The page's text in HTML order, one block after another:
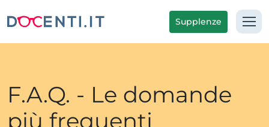
Supplenze
F.A.Q. - Le domande
più frequenti